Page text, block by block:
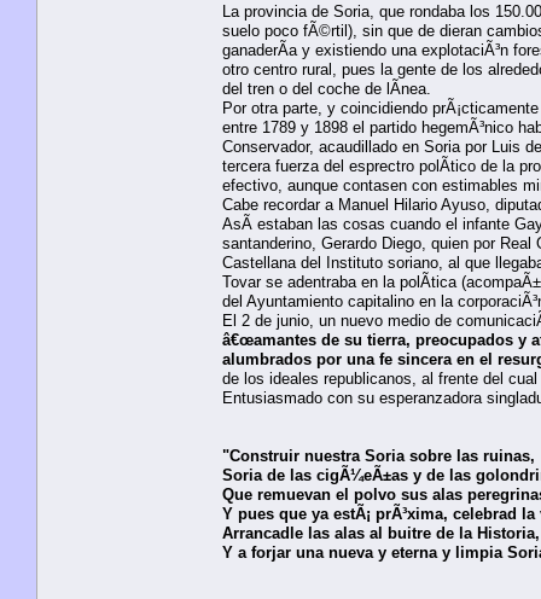
La provincia de Soria, que rondaba los
suelo poco fÃ©rtil), sin que de dieran
ganaderÃ­a y existiendo una explotaciÃ³n
otro centro rural, pues la gente de los
del tren o del coche de lÃ­nea.
Por otra parte, y coincidiendo
entre 1789 y 1898 el partido hegemÃ³nico
Conservador, acaudillado en Soria por Luis
tercera fuerza del esprectro polÃ­tico de la
efectivo, aunque contasen con estimables
Cabe recordar a Manuel Hilario Ayuso,
AsÃ­ estaban las cosas cuando el infante
santanderino, Gerardo Diego, quien por Real
Castellana del Instituto soriano, al que
Tovar se adentraba en la polÃ­tica
del Ayuntamiento capitalino en la
El 2 de junio, un nuevo medio de
â€œamantes de su tierra, preocupados y
alumbrados por una fe sincera en el
de los ideales republicanos, al frente del
Entusiasmado con su esperanzadora
"Construir nuestra Soria sobre las ruinas,
Soria de las cigÃ¼eÃ±as y de las
Que remuevan el polvo sus alas
Y pues que ya estÃ¡ prÃ³xima, celebrad
Arrancadle las alas al buitre de la Historia,
Y a forjar una nueva y eterna y limpia